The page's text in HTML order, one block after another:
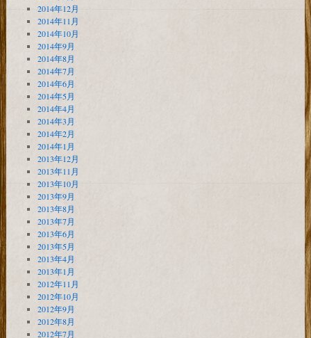
2014年12月
2014年11月
2014年10月
2014年9月
2014年8月
2014年7月
2014年6月
2014年5月
2014年4月
2014年3月
2014年2月
2014年1月
2013年12月
2013年11月
2013年10月
2013年9月
2013年8月
2013年7月
2013年6月
2013年5月
2013年4月
2013年1月
2012年11月
2012年10月
2012年9月
2012年8月
2012年7月